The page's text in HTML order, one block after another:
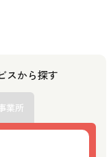
スから探す
業所